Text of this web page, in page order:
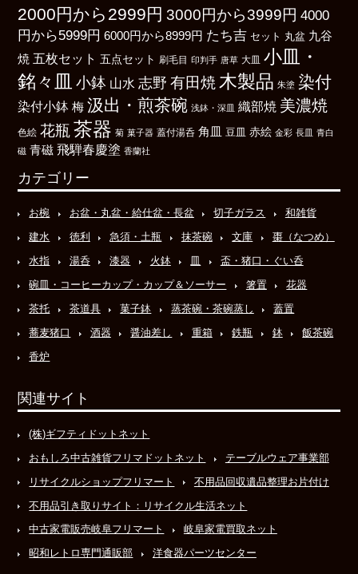
2000円から2999円 3000円から3999円 4000
円から5999円 6000円から8999円 たち吉 セット 丸盆 九谷
焼 五枚セット 五点セット 刷毛目 印判手 唐草 大皿 小皿・
銘々皿 小鉢 山水 志野 有田焼 木製品 朱塗 染付
染付小鉢 梅 汲出・煎茶碗 浅鉢・深皿 織部焼 美濃焼
色絵 花瓶 茶器 菊 菓子器 蓋付湯呑 角皿 豆皿 赤絵 金彩 長皿 青白
磁 青磁 飛騨春慶塗 香蘭社
カテゴリー
お椀 お盆・丸盆・給仕盆・長盆 切子ガラス
和雑貨
建水
徳利 急須・土瓶 抹茶碗 文庫
棗（なつめ）
水指
湯呑 漆器 火鉢 皿
盃・猪口・ぐい呑
碗皿・コーヒーカップ・カップ＆ソーサー
箸置
花器
茶托
茶道具 菓子鉢 蒸茶碗・茶碗蒸し
蓋置
蕎麦猪口
酒器 醤油差し 重箱 鉄瓶 鉢
飯茶碗
香炉
関連サイト
(株)ギフティドットネット
おもしろ中古雑貨フリマドットネット
テーブルウェア事業部
リサイクルショップフリマート
不用品回収遺品整理お片付け
不用品引き取りサイト：リサイクル生活ネット
中古家電販売岐阜フリマート
岐阜家電買取ネット
昭和レトロ専門通販部
洋食器パーツセンター